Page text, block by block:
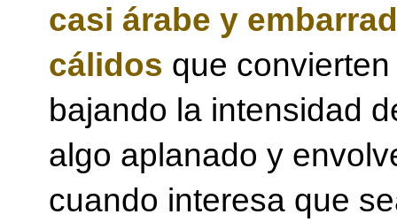
casi árabe y
cálidos que
bajando la intensidad
algo aplanado y
cuando interesa que